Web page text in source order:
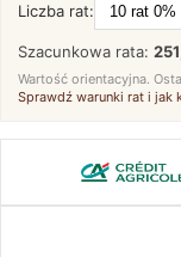
Liczba rat:
Szacunkowa rata:
Wartość orientacyjna.
Sprawdź warunki rat i jak